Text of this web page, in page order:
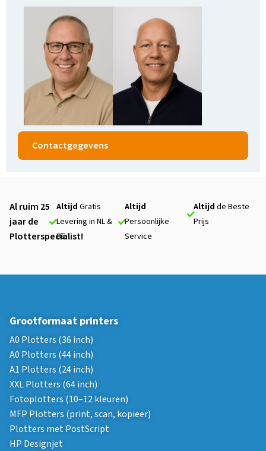
Contactgegevens
Al ruim 25
jaar de
Plotterspecialist!
Altijd Gratis
Levering in NL &
BE
Altijd
Persoonlijke
Service
Altijdde Beste
Prijs
Grootformaat printers
A0 Plotters (36 inch)
A0 Plotters (44 inch)
A1 Plotters (24 inch)
XXL Plotters (64 inch)
Fotoplotters (10–12 kleuren)
MFP Plotters (print, scan, kopieer)
Plotters met PostScript
HP Designjet